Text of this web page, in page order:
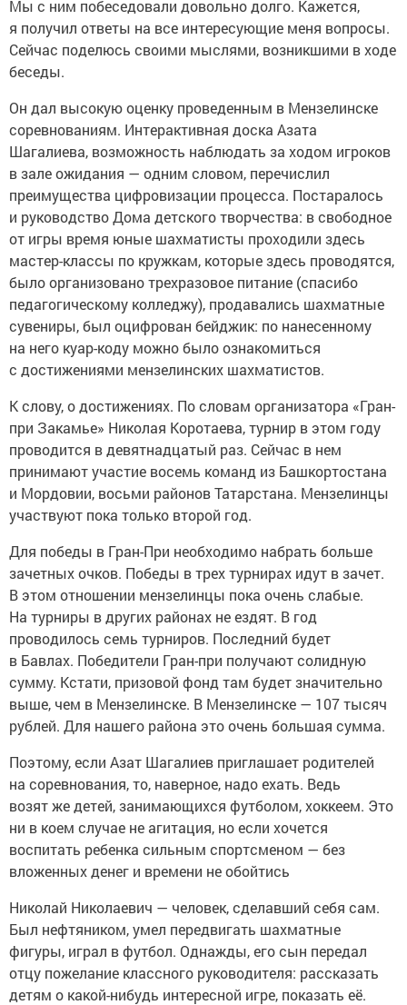
Мы с ним побеседовали довольно долго. Кажется,
я получил ответы на все интересующие меня вопросы.
Сейчас поделюсь своими мыслями, возникшими в ходе
беседы.
Он дал высокую оценку проведенным в Мензелинске
соревнованиям. Интерактивная доска Азата
Шагалиева, возможность наблюдать за ходом игроков
в зале ожидания — одним словом, перечислил
преимущества цифровизации процесса. Постаралось
и руководство Дома детского творчества: в свободное
от игры время юные шахматисты проходили здесь
мастер-классы по кружкам, которые здесь проводятся,
было организовано трехразовое питание (спасибо
педагогическому колледжу), продавались шахматные
сувениры, был оцифрован бейджик: по нанесенному
на него куар-коду можно было ознакомиться
с достижениями мензелинских шахматистов.
К слову, о достижениях. По словам организатора «Гран-
при Закамье» Николая Коротаева, турнир в этом году
проводится в девятнадцатый раз. Сейчас в нем
принимают участие восемь команд из Башкортостана
и Мордовии, восьми районов Татарстана. Мензелинцы
участвуют пока только второй год.
Для победы в Гран-При необходимо набрать больше
зачетных очков. Победы в трех турнирах идут в зачет.
В этом отношении мензелинцы пока очень слабые.
На турниры в других районах не ездят. В год
проводилось семь турниров. Последний будет
в Бавлах. Победители Гран-при получают солидную
сумму. Кстати, призовой фонд там будет значительно
выше, чем в Мензелинске. В Мензелинске — 107 тысяч
рублей. Для нашего района это очень большая сумма.
Поэтому, если Азат Шагалиев приглашает родителей
на соревнования, то, наверное, надо ехать. Ведь
возят же детей, занимающихся футболом, хоккеем. Это
ни в коем случае не агитация, но если хочется
воспитать ребенка сильным спортсменом — без
вложенных денег и времени не обойтись
Николай Николаевич — человек, сделавший себя сам.
Был нефтяником, умел передвигать шахматные
фигуры, играл в футбол. Однажды, его сын передал
отцу пожелание классного руководителя: рассказать
детям о какой-нибудь интересной игре, показать её.